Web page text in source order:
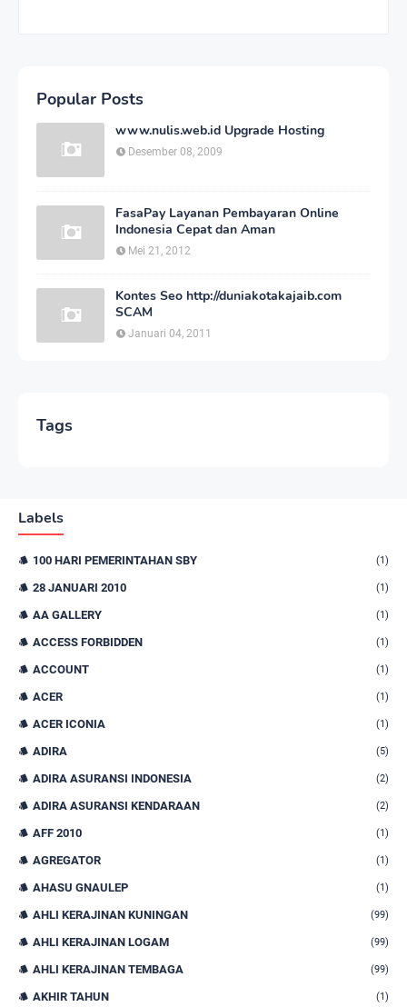
Popular Posts
www.nulis.web.id Upgrade Hosting
Desember 08, 2009
FasaPay Layanan Pembayaran Online
Indonesia Cepat dan Aman
Mei 21, 2012
Kontes Seo http://duniakotakajaib.com
SCAM
Januari 04, 2011
Tags
Labels
100 HARI PEMERINTAHAN SBY (1)
28 JANUARI 2010 (1)
AA GALLERY (1)
ACCESS FORBIDDEN (1)
ACCOUNT (1)
ACER (1)
ACER ICONIA (1)
ADIRA (5)
ADIRA ASURANSI INDONESIA (2)
ADIRA ASURANSI KENDARAAN (2)
AFF 2010 (1)
AGREGATOR (1)
AHASU GNAULEP (1)
AHLI KERAJINAN KUNINGAN (99)
AHLI KERAJINAN LOGAM (99)
AHLI KERAJINAN TEMBAGA (99)
AKHIR TAHUN (1)